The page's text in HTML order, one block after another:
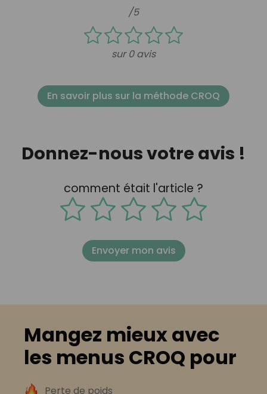
/5
sur 0 avis
En savoir plus sur la méthode CROQ
Donnez-nous votre avis !
comment était l'article ?
Envoyer mon avis
Mangez mieux avec
les menus CROQ pour
Perte de poids